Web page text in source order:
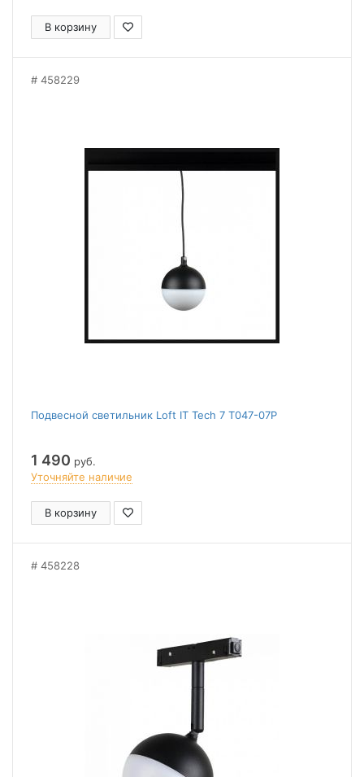
В корзину
458229
Подвесной светильник Loft IT Tech 7 T047-07P
1 490 руб.
Уточняйте наличие
В корзину
458228